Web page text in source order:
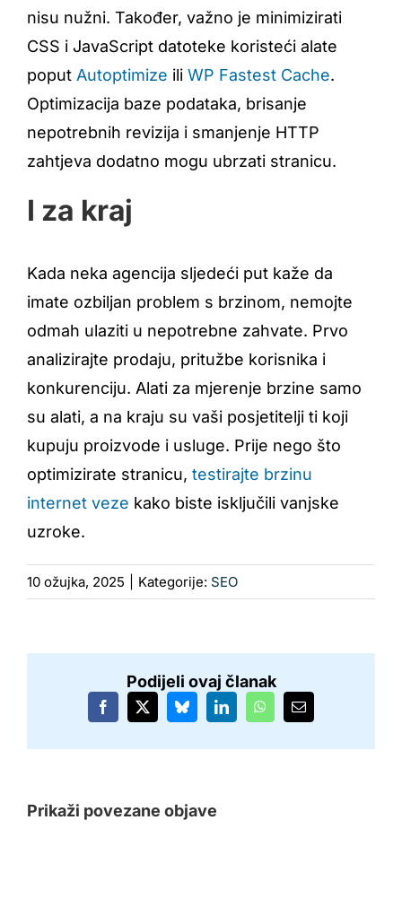
nisu nužni. Također, važno je minimizirati
CSS i JavaScript datoteke koristeći alate
poput Autoptimize ili WP Fastest Cache.
Optimizacija baze podataka, brisanje
nepotrebnih revizija i smanjenje HTTP
zahtjeva dodatno mogu ubrzati stranicu.
I za kraj
Kada neka agencija sljedeći put kaže da
imate ozbiljan problem s brzinom, nemojte
odmah ulaziti u nepotrebne zahvate. Prvo
analizirajte prodaju, pritužbe korisnika i
konkurenciju. Alati za mjerenje brzine samo
su alati, a na kraju su vaši posjetitelji ti koji
kupuju proizvode i usluge. Prije nego što
optimizirate stranicu, testirajte brzinu
internet veze kako biste isključili vanjske
uzroke.
10 ožujka, 2025 Kategorije: SEO
Podijeli ovaj članak
Facebook
X BlueskyLinkedInWhatsAppEmail:
Prikaži povezane objave